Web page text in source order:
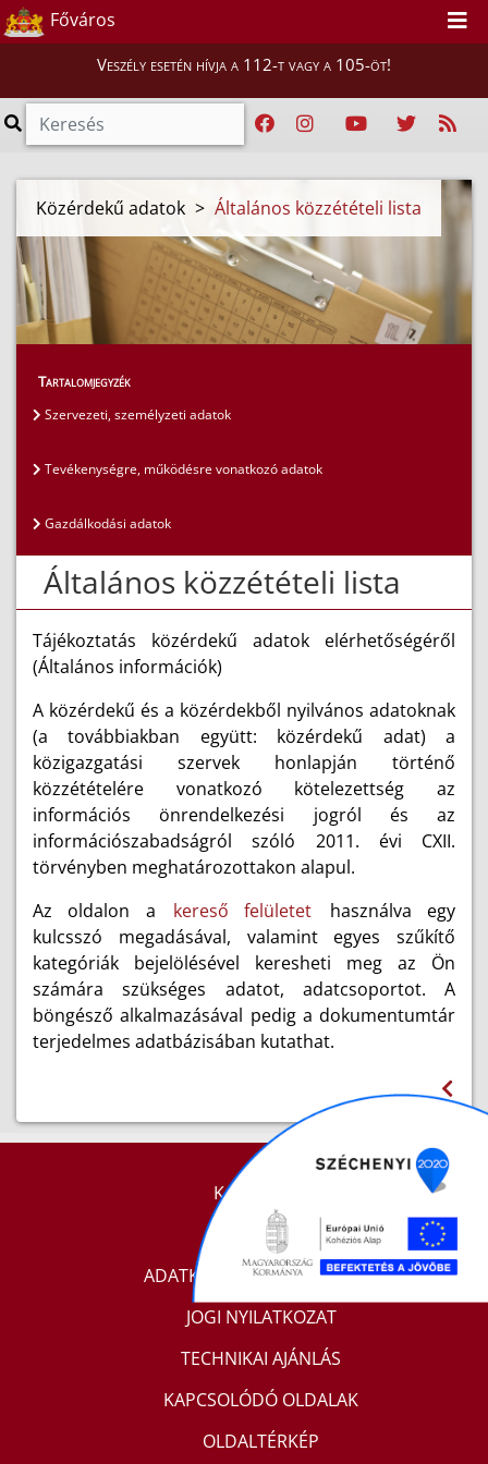
Főváros
Veszély esetén hívja a 112-t vagy a 105-öt!
Közérdekű adatok > Általános közzétételi lista
Tartalomjegyzék
Szervezeti, személyzeti adatok
Tevékenységre, működésre vonatkozó adatok
Gazdálkodási adatok
Általános közzétételi lista
Tájékoztatás közérdekű adatok elérhetőségéről
(Általános információk)
A közérdekű és a közérdekből nyilvános adatoknak
(a továbbiakban együtt: közérdekű adat) a
közigazgatási szervek honlapján történő
közzétételére vonatkozó kötelezettség az
információs önrendelkezési jogról és az
információszabadságról szóló 2011. évi CXII.
törvényben meghatározottakon alapul.
Az oldalon a
kereső felületet
használva egy
kulcsszó megadásával, valamint egyes szűkítő
kategóriák bejelölésével keresheti meg az Ön
számára szükséges adatot, adatcsoportot. A
böngésző alkalmazásával pedig a dokumentumtár
terjedelmes adatbázisában kutathat.
KAPCSOLAT
IMPRESSZUM
ADATKEZELÉSI TÁJÉKOZTATÓ
JOGI NYILATKOZAT
TECHNIKAI AJÁNLÁS
KAPCSOLÓDÓ OLDALAK
OLDALTÉRKÉP